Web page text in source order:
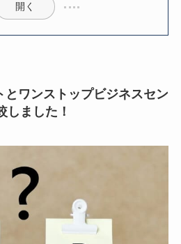
開く
とワンストップビジネスセン
しました！